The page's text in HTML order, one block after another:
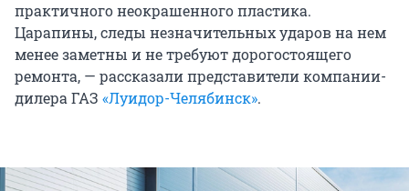
практичного неокрашенного пластика.
Царапины, следы незначительных ударов на нем
менее заметны и не требуют дорогостоящего
ремонта, — рассказали представители компании-
дилера ГАЗ «Луидор-Челябинск».